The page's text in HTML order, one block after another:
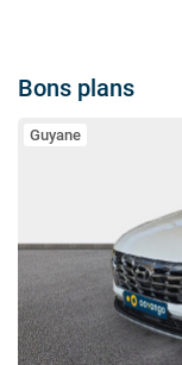
Bons plans
Guyane